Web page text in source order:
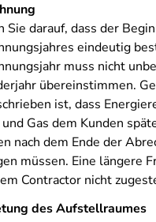
Sie darauf, dass der
eindeutig
muss nicht
übereinstimmen.
ist, dass
Gas dem Kunden
nach dem Ende der
müssen. Eine längere
Contractor nicht
des Aufstellraumes